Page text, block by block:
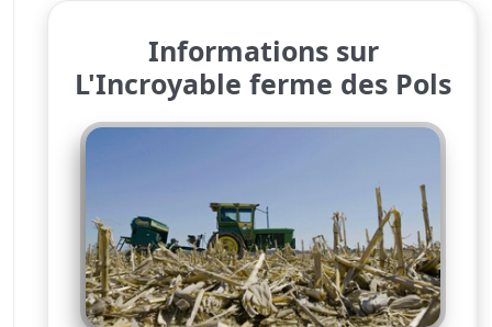
Informations sur
L'Incroyable ferme des Pols